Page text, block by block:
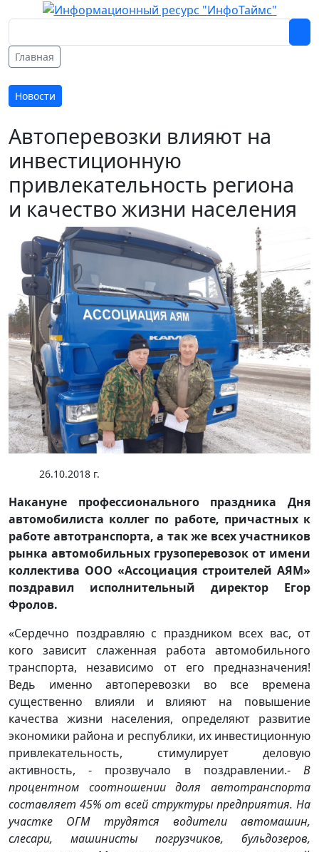
Главная
Новости
Автоперевозки влияют на
инвестиционную
привлекательность региона
и качество жизни населения
26.10.2018 г.
Накануне профессионального праздника Дня
автомобилиста коллег по работе, причастных к
работе автотранспорта, а так же всех участников
рынка автомобильных грузоперевозок от имени
коллектива ООО «Ассоциация строителей АЯМ»
поздравил исполнительный директор Егор
Фролов.
«Сердечно поздравляю с праздником всех вас, от
кого зависит слаженная работа автомобильного
транспорта, независимо от его предназначения!
Ведь именно автоперевозки во все времена
существенно влияли и влияют на повышение
качества жизни населения, определяют развитие
экономики района и республики, их инвестиционную
привлекательность, стимулирует деловую
активность,- прозвучало в поздравлении.-В
процентном соотношении доля автотранспорта
составляет 45% от всей структуры предприятия. На
участке ОГМ трудятся водители автомашин,
слесари, машинисты погрузчиков, бульдозеров,